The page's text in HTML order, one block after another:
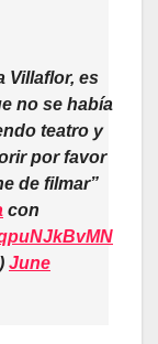
Villaflor, es
no se había
teatro y
por favor
de filmar”
con
June